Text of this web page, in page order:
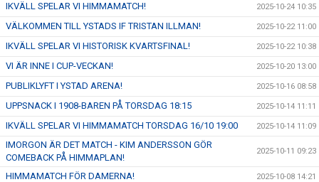
IKVÄLL SPELAR VI HIMMAMATCH! 2025-10-24 10:35
VÄLKOMMEN TILL YSTADS IF TRISTAN ILLMAN! 2025-10-22 11:00
IKVÄLL SPELAR VI HISTORISK KVARTSFINAL! 2025-10-22 10:38
VI ÄR INNE I CUP-VECKAN! 2025-10-20 13:00
PUBLIKLYFT I YSTAD ARENA! 2025-10-16 08:58
UPPSNACK I 1908-BAREN PÅ TORSDAG 18:15 2025-10-14 11:11
IKVÄLL SPELAR VI HIMMAMATCH TORSDAG 16/10 19:00 2025-10-14 11:09
IMORGON ÄR DET MATCH - KIM ANDERSSON GÖR
COMEBACK PÅ HIMMAPLAN!
2025-10-11 09:23
HIMMAMATCH FÖR DAMERNA! 2025-10-08 14:21